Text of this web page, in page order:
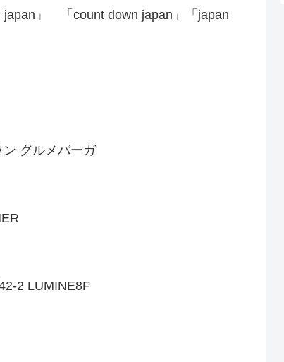
」 「count down japan」「japan
グルメバーガ
2 LUMINE8F